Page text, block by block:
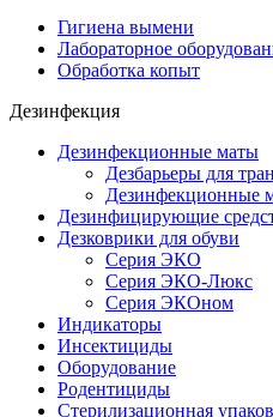
Гигиена вымени
Лабораторное
Обработка копыт
Дезинфекция
Дезинфекционные маты
Дезбарьеры для
Дезинфекционные
Дезинфицирующие
Дезковрики для обуви
Серия ЭКО
Серия ЭКО-Люкс
Серия ЭКОном
Индикаторы
Инсектициды
Оборудование
Родентициды
Стерилизационная